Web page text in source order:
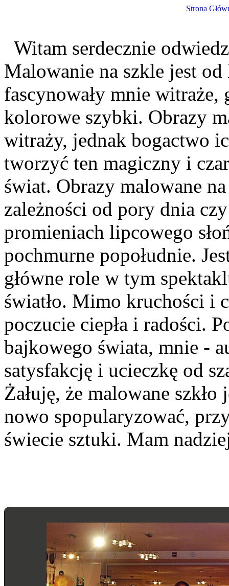
Strona
Witam serdecznie
Malowanie na szkle jest
fascynowały mnie witraże,
kolorowe szybki. Obrazy
witraży, jednak bogactwo
tworzyć ten magiczny i
świat. Obrazy malowane
zależności od pory dnia
promieniach lipcowego
pochmurne popołudnie.
główne role w tym
światło. Mimo kruchości i
poczucie ciepła i radości.
bajkowego świata, mnie -
satysfakcję i ucieczkę od
Żałuję, że malowane
nowo spopularyzować,
świecie sztuki. Mam